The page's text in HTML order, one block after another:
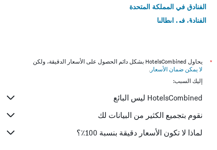
الفنادق في المملكة المتحدة
الفنادق في إيطاليا
*
يحاول HotelsCombined بشكل دائم الحصول على الأسعار الدقيقة، ولكن
لا يمكن ضمان الأسعار .
إليك السبب:
HotelsCombined ليس البائع
نقوم بتجميع الكثير من البيانات لك
لماذا لا تكون الأسعار دقيقة بنسبة 100٪؟